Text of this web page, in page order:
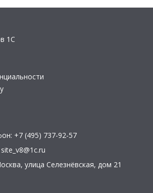
1С
+7 (495) 737-92-57
site_v8@1c.ru
, улица Селезнёвская, дом 21